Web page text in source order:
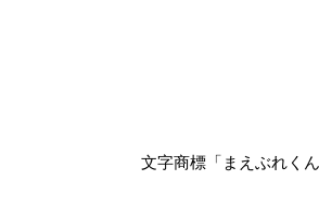
文字商標「まえぶれく